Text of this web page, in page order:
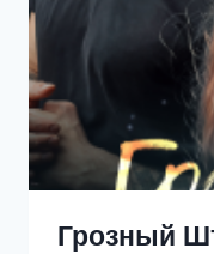
Грозный